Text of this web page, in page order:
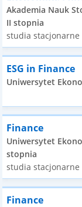
Akademia Nauk
II stopnia
studia stacjonarne
ESG in Finance
Uniwersytet
Finance
Uniwersytet
stopnia
studia stacjonarne
Finance